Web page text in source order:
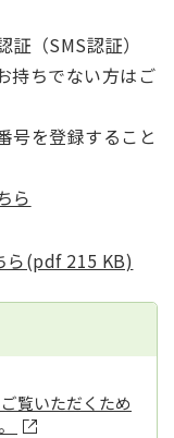
（SMS認証）
持ちでない方はご
号を登録すること
ら
ら(pdf 215 KB)
覧いただくため